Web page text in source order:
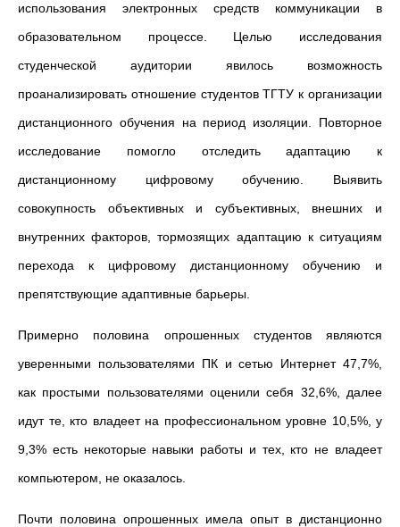
использования электронных средств коммуникации в
образовательном процессе. Целью исследования
студенческой аудитории явилось возможность
проанализировать отношение студентов ТГТУ к организации
дистанционного обучения на период изоляции. Повторное
исследование помогло отследить адаптацию к
дистанционному цифровому обучению. Выявить
совокупность объективных и субъективных, внешних и
внутренних факторов, тормозящих адаптацию к ситуациям
перехода к цифровому дистанционному обучению и
препятствующие адаптивные барьеры.
Примерно половина опрошенных студентов являются
уверенными пользователями ПК и сетью Интернет 47,7%,
как простыми пользователями оценили себя 32,6%, далее
идут те, кто владеет на профессиональном уровне 10,5%, у
9,3% есть некоторые навыки работы и тех, кто не владеет
компьютером, не оказалось.
Почти половина опрошенных имела опыт в дистанционно